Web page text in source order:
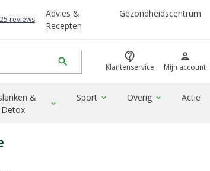
reviews
Advies &
Recepten
Gezondheidscentrum
search contact_support
Klantenservice
person
Mijn account
&
Detox
expand_more
Sport expand_more Overig expand_more Actie